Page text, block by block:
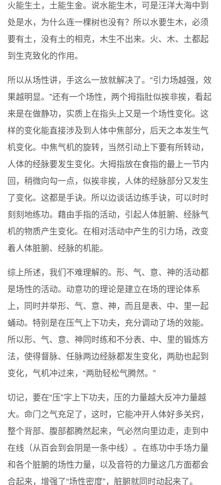
火能生土，土能生金。说水能生木，可是汪洋大海中到
处是水，为什么连一棵树也没有？所以水要生木，必须
要有土，没有土的相克，木生不出来。火、木、土都起
到生克致化的作用。
所以从场性讲，手这么一放就解决了。“引力场越强，效
果越明显。”还有一个场性，两个拇指肚似挨非挨，看起
来是在做静功，实质上在指头上又是一个场性变化。这
样的变化能直接涉及到人体中焦部分，后天之本发生气
机变化。中焦气机的旋转，当然引动上下要有所转动，
人体的经脉要发生变化。大拇指放在食指的最上一节内
回，稍微向勾一点，似挨非挨，人体的经脉部分又发生
了变化。这都是手诀。所以边谈话边练手诀，可以时时
刻刻地练功。藉由手指的活动，引起人体脏腑、经脉气
机的物质产生变化。在相对活动中产生的引力场，改变
着人体脏腑、经脉的机能。
综上所述，我们不难理解的。形、气、意、神的活动都
是场性的活动。动意功的理论是建立在场的理论体系
上，同时并举形、气、意、神，而且是表、中、里一起
蛹动。特别是在压气上下功夫，充分调动了场的效能。
所以形、气、意、神同时练和不分表、中、里的锻炼方
法，使得督脉、任脉两边经脉都发生变化，两肋也起到
变化，气机冲过来，“两肋轻松气腾然。”
切记，要在“压”字上下功夫，压的力量越大反冲力量越
大。命门之气充足了，这时，它能冲开人体好多关窍，
整个背部、腹部都腾然起来，气必然向里边走，走到中
在线（从百会到会阴是一条中线）。在练功中手场力量
和各个脏腑的场性力量，以及音符的力量这几方面都会
合起来，增强了“场性密度”，脏腑就同时动起来了。